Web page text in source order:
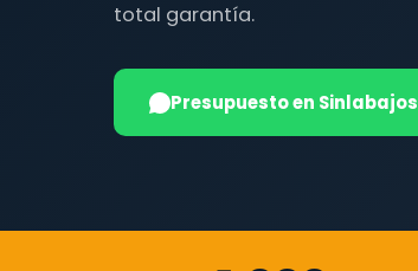
total garantía.
Presupuesto en Sinlabajos